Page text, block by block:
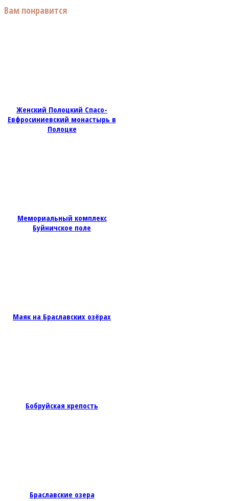
Вам понравится
Женский Полоцкий Спасо-
Евфросиниевский монастырь в
Полоцке
Мемориальный комплекс
Буйничское поле
Маяк на Браславских озёрах
Бобруйская крепость
Браславские озера